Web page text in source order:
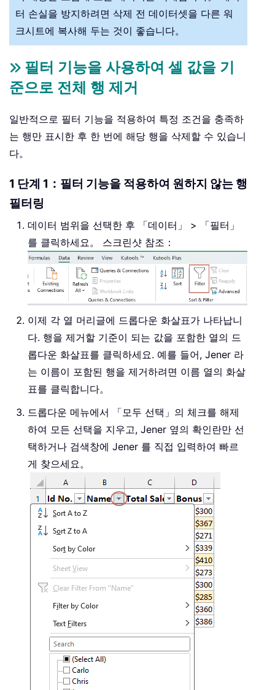
터 손실을 방지하려면 삭제 전 데이터셋을 다른 워
크시트에 복사해 두는 것이 좋습니다。
필터 기능을 사용하여 셀 값을 기
준으로 전체 행 제거
일반적으로 필터 기능을 적용하여 특정 조건을 충족하
는 행만 표시한 후 한 번에 해당 행을 삭제할 수 있습니
다。
1 단계 1：필터 기능을 적용하여 원하지 않는 행
필터링
데이터 범위을 선택한 후 「데이터」 > 「필터」
를 클릭하세요。 스크린샷 참조：
이제 각 열 머리글에 드롭다운 화살표가 나타납니
다. 행을 제거할 기준이 되는 값을 포함한 열의 드
롭다운 화살표를 클릭하세요. 예를 들어, Jener 라
는 이름이 포함된 행을 제거하려면 이름 열의 화살
표를 클릭합니다。
드롭다운 메뉴에서 「모두 선택」의 체크를 해제
하여 모든 선택을 지우고, Jener 옆의 확인란만 선
택하거나 검색창에 Jener 를 직접 입력하여 빠르
게 찾으세요。